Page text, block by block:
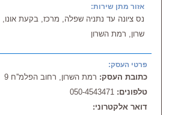
סוגי השיפוציםוהבניה ובפרט: גבס,
צבע, ריצוף, חשמל, אינסטלציה,
תוספות בניה ועוד
בניה ותוספות בניה
עבודות גבס
ריצוף ורצפה
אינסטלציה
אלומיניום
אזור מתן שירות:
נס ציונה עד נתניה שפלה, מרכז, בקעת אונו,
שרון, רמת השרון
פרטי העסק:
כתובת העסק: רמת השרון, רחוב הפלמ''ח 9
טלפונים:050-4543471
דואר אלקטרוני: